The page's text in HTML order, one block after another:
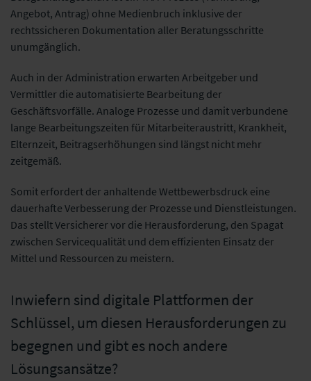
Angebot, Antrag) ohne Medienbruch inklusive der
rechtssicheren Dokumentation aller Beratungsschritte
unumgänglich.
Auch in der Administration erwarten Arbeitgeber und
Vermittler die automatisierte Bearbeitung der
Geschäftsvorfälle. Analoge Prozesse und damit verbundene
lange Bearbeitungszeiten für Mitarbeiteraustritt, Krankheit,
Elternzeit, Beitragserhöhungen sind längst nicht mehr
zeitgemäß.
Somit erfordert der anhaltende Wettbewerbsdruck eine
dauerhafte Verbesserung der Prozesse und Dienstleistungen.
Das stellt Versicherer vor die Herausforderung, den Spagat
zwischen Servicequalität und dem effizienten Einsatz der
Mittel und Ressourcen zu meistern.
Inwiefern sind digitale Plattformen der
Schlüssel, um diesen Herausforderungen zu
begegnen und gibt es noch andere
Lösungsansätze?